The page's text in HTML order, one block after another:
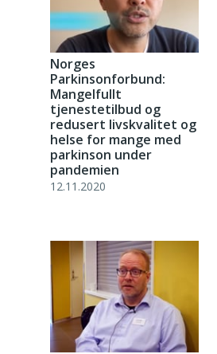
Norges
Parkinsonforbund:
Mangelfullt
tjenestetilbud og
redusert livskvalitet og
helse for mange med
parkinson under
pandemien
12.11.2020